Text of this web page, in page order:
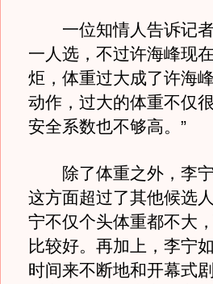
一位知情人告诉记者
一人选，不过许海峰现
炬，体重过大成了许海
动作，过大的体重不仅
安全系数也不够高。”
除了体重之外，李宁
这方面超过了其他候选
宁不仅个头体重都不大
比较好。再加上，李宁
时间来不断地和开幕式